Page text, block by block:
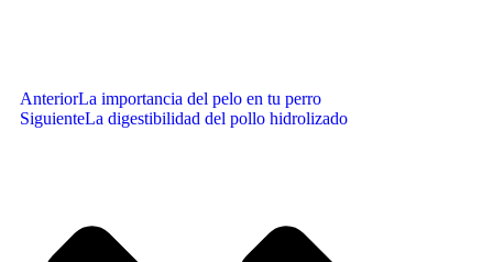
AnteriorLa importancia del pelo en tu perro
SiguienteLa digestibilidad del pollo hidrolizado